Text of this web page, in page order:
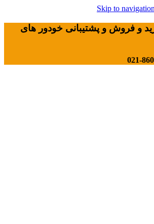
Skip to navigation
و فروش و پشتیبانی خودور های